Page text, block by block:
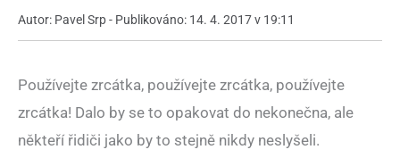
Autor: Pavel Srp - Publikováno: 14. 4. 2017 v 19:11
Používejte zrcátka, používejte zrcátka, používejte
zrcátka! Dalo by se to opakovat do nekonečna, ale
někteří řidiči jako by to stejně nikdy neslyšeli.